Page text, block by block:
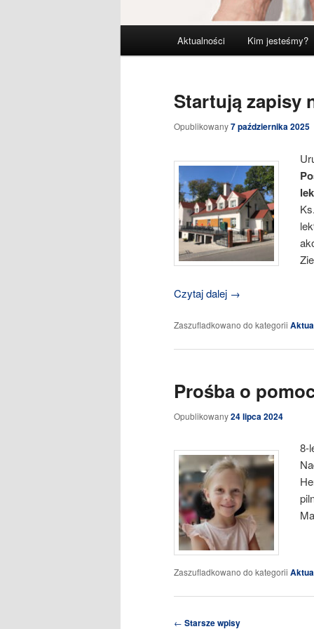
Aktualności Kim jesteśmy?
Startują zapisy
Opublikowany7 października 2025
Czytaj dalej →
Zaszufladkowano do kategorii
Prośba o
Opublikowany24 lipca 2024
8-
Zaszufladkowano do kategorii
Nawigacja
← Starsze wpisy